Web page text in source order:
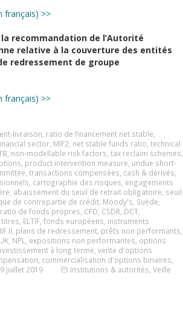
français) >>
recommandation de l’Autorité
relative à la couverture des entités
redressement de groupe
français) >>
livraison ratio de financement net stable
sector MIF2 net stable funds ratio technical
non-modellable risk factors tax reclaim schemes
product intervention measure undue short-
transactions compensées cash & dérivés
cartographie des risques engagements
abaissement du seuil de retrait obligatoire seuil
de contrepartie de crédit Moody's Suède
ratio de fonds propres CFD CSDR DCT
ELTIF fonds européens instruments
II plans de redressement prêts non performants
UK NPL expositions non performantes options
à long terme vente d'options
commercialisation d'options binaires
9 juillet 2019 Institutions & autorités Veille